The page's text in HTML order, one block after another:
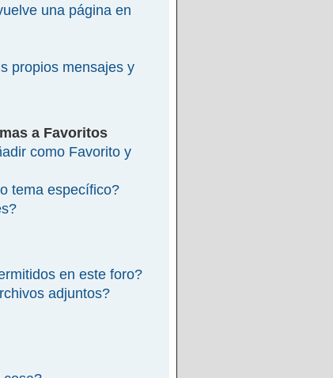
una página en
propios mensajes y
a Favoritos
como Favorito y
tema específico?
en este foro?
adjuntos?